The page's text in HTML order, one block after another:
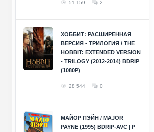
51 159 2
ХОББИТ: РАСШИРЕННАЯ
ВЕРСИЯ - ТРИЛОГИЯ / THE
HOBBIT: EXTENDED VERSION
- TRILOGY (2012-2014) BDRIP
(1080P)
28 544 0
МАЙОР ПЭЙН / MAJOR
PAYNE (1995) BDRIP-AVC | P